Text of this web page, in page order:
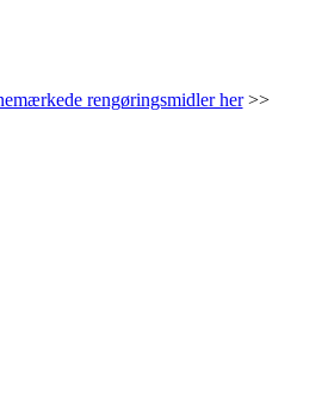
rengøringsmidler her>>